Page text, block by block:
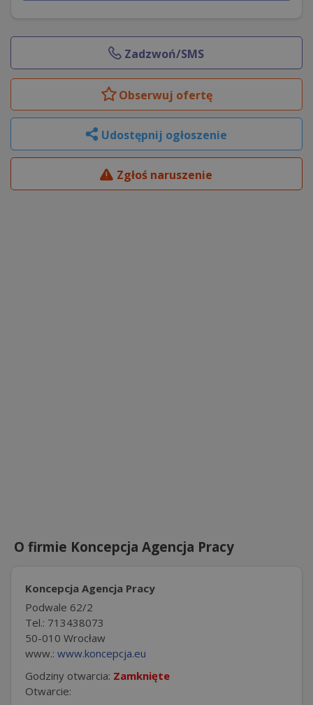
Zadzwoń/SMS
Obserwuj ofertę
Udostępnij ogłoszenie
Zgłoś naruszenie
O firmie Koncepcja Agencja Pracy
Koncepcja Agencja Pracy
Podwale 62/2
Tel.: 713438073
50-010 Wrocław
www.: www.koncepcja.eu
Godziny otwarcia: Zamknięte
Otwarcie: